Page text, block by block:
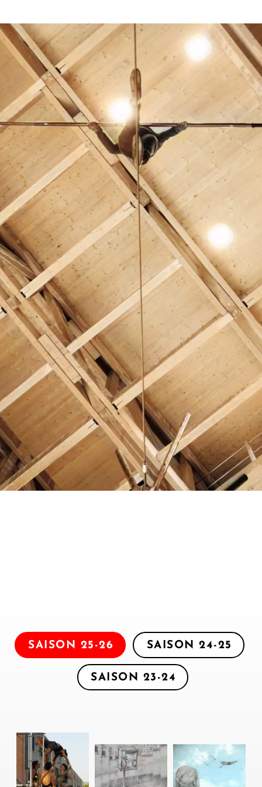
SaiSON
RESIDE NCE
SAISON 25-26 SAISON 24-25
SAISON 23-24